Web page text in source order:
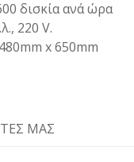
δισκία ανά ώρα
220 V.
x 650mm
ΜΑΣ